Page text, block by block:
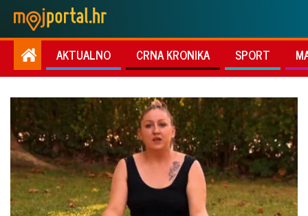
AKTUALNO CRNA KRONIKA SPORT